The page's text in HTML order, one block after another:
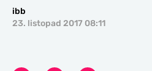
ibb
23. listopad 2017 08:11